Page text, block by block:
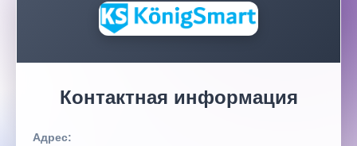
Контактная информация
Адрес: